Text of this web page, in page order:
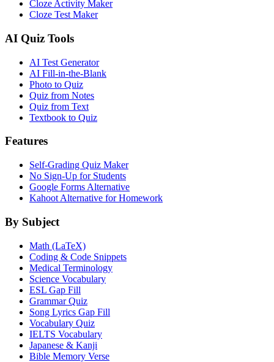
Cloze Activity Maker
Cloze Test Maker
AI Quiz Tools
AI Test Generator
AI Fill-in-the-Blank
Photo to Quiz
Quiz from Notes
Quiz from Text
Textbook to Quiz
Features
Self-Grading Quiz Maker
No Sign-Up for Students
Google Forms Alternative
Kahoot Alternative for Homework
By Subject
Math (LaTeX)
Coding & Code Snippets
Medical Terminology
Science Vocabulary
ESL Gap Fill
Grammar Quiz
Song Lyrics Gap Fill
Vocabulary Quiz
IELTS Vocabulary
Japanese & Kanji
Bible Memory Verse